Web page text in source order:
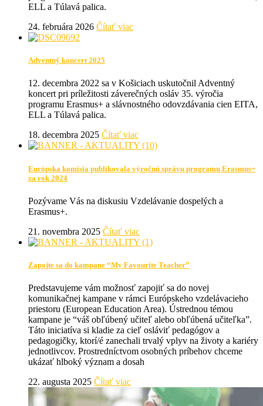
ELL a Túlavá palica.
24. februára 2026 Čítať viac
Adventný koncert 2025
12. decembra 2022 sa v Košiciach uskutočnil Adventný
koncert pri príležitosti záverečných osláv 35. výročia
programu Erasmus+ a slávnostného odovzdávania cien EITA,
ELL a Túlavá palica.
18. decembra 2025 Čítať viac
Európska komisia publikovala výročnú správu programu Erasmus+
za rok 2024
Pozývame Vás na diskusiu Vzdelávanie dospelých a
Erasmus+.
21. novembra 2025 Čítať viac
Zapojte sa do kampane “My Favourite Teacher”
Predstavujeme vám možnosť zapojiť sa do novej
komunikačnej kampane v rámci Európskeho vzdelávacieho
priestoru (European Education Area). Ústrednou témou
kampane je “váš obľúbený učiteľ alebo obľúbená učiteľka”.
Táto iniciatíva si kladie za cieľ osláviť pedagógov a
pedagogičky, ktorí/é zanechali trvalý vplyv na životy a kariéry
jednotlivcov. Prostredníctvom osobných príbehov chceme
ukázať hlboký význam a dosah
22. augusta 2025 Čítať viac